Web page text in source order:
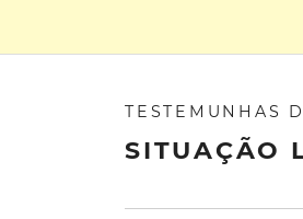
TESTEMUNHAS
SITUAÇÃO